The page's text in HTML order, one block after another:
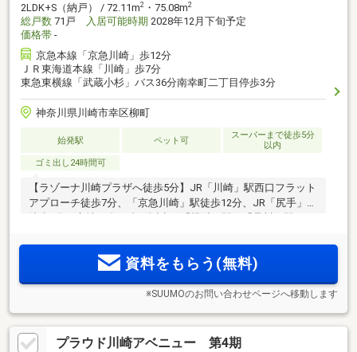
2LDK+S（納戸） / 72.11m2 ・75.08m2
総戸数 71戸 入居可能時期 2028年12月下旬予定
価格帯 -
京急本線「京急川崎」歩12分
ＪＲ東海道本線「川崎」歩7分
東急東横線「武蔵小杉」バス36分南幸町二丁目停歩3分
神奈川県川崎市幸区柳町
始発駅 ペット可
スーパーまで徒歩5分
以内
ゴミ出し24時間可
【ラゾーナ川崎プラザへ徒歩5分】JR「川崎」駅西口フラット
アプローチ徒歩7分、「京急川崎」駅徒歩12分、JR「尻手」駅
も快適アクセス。徒歩2分の商店街やスーパー、徒歩10分圏の
総合病院が充実。
資料をもらう(無料)
※SUUMOのお問い合わせページへ移動します
プラウド川崎アベニュー 第4期